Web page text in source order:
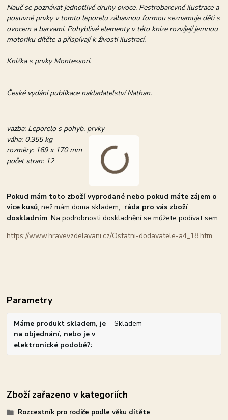
Nauč se poznávat jednotlivé druhy ovoce. Pestrobarevné ilustrace a
posuvné prvky v tomto leporelu zábavnou formou seznamuje děti s
ovocem a barvami. Pohyblivé elementy v této knize rozvíjejí jemnou
motoriku dítěte a přispívají k živosti ilustrací.
Knížka s prvky Montessori.
České vydání publikace nakladatelství Nathan.
vazba: Leporelo s pohyb. prvky
váha: 0.355 kg
rozměry: 169 x 170 mm
počet stran: 12
Pokud mám toto zboží vyprodané nebo pokud máte zájem o
více kusů, než mám doma skladem, ráda pro vás zboží
doskladním. Na podrobnosti doskladnění se můžete podívat sem:
https://www.hravevzdelavani.cz/Ostatni-dodavatele-a4_18.htm
Parametry
Máme produkt skladem, je
na objednání, nebo je v
elektronické podobě?
Skladem
Zboží zařazeno v kategoriích
Rozcestník pro rodiče podle věku dítěte